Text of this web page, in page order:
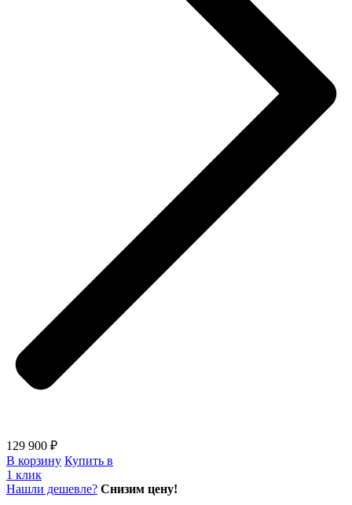
129 900 ₽
В корзину Купить в
1 клик
Нашли дешевле? Снизим цену!